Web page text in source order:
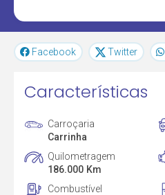
Facebook Twitter
Características
Carroçaria
Carrinha
Quilometragem
186.000 Km
Combustível